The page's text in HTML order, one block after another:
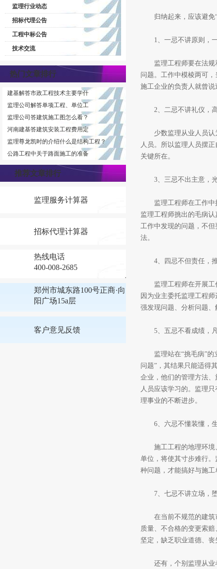
监理行业动态
招标代理公告
工程中标公告
技术交流
热门文章排行
建基解答市政工程技术主要学什
监理公司解答单项工程、单位工
监理公司答建筑施工图怎么看？
河南建基答建筑安装工程费用定
监理尊龙凯时的介绍什么是结构工程？
公路工程中关于路面施工的准备
推荐文章排行
监理服务计算器
招标代理计算器
热线电话
400-008-2685
郑州市城东路100号正商·向
阳广场15a层
客户意见反馈
归纳起来，应该避免“
1、一忌不讲原则，
监理工程师要在法规和
问题。工作中模棱两可
施工企业的负责人就曾
2、二忌不讲礼仪，
少数监理从业人员认为
人员。所以监理人员摆
关键所在。
3、三忌不出主意，
监理工程师在工作中挑
监理工程师挑出的毛病
工作中发现的问题，不
法。
4、四忌不但责任，
监理工程师在开展工作
因为业主委托监理工程
强发现问题、分析问题
5、五忌不看成绩，
监理站在“挑毛病”的立
问题”，其结果只能适得
企业，他们的管理方法
人员应该学习的。监理
理事业的不断进步。
6、六忌不懂装懂，
施工工程的地理环境、
单位，将使其寸步难行
种问题，才能搞好与施
7、七忌不讲立场，
在当前不规范的建筑市
质量、不合格的变更索
坚定，缺乏职业道德、
还有，个别监理从业者